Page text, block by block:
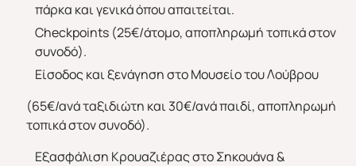
πάρκα και γενικά όπου απαιτείται.
Checkpoints (25€/άτομο, αποπληρωμή τοπικά στον
συνοδό).
Είσοδος και ξενάγηση στο Μουσείο του Λούβρου
(65€/ανά ταξιδιώτη και 30€/ανά παιδί, αποπληρωμή
τοπικά στον συνοδό).
Εξασφάλιση Κρουαζιέρας στο Σηκουάνα &